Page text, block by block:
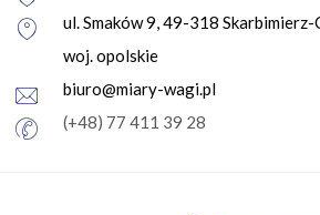
ul. Smaków 9, 49-318
woj. opolskie
biuro@miary-wagi.pl
(+48) 77 411 39 28